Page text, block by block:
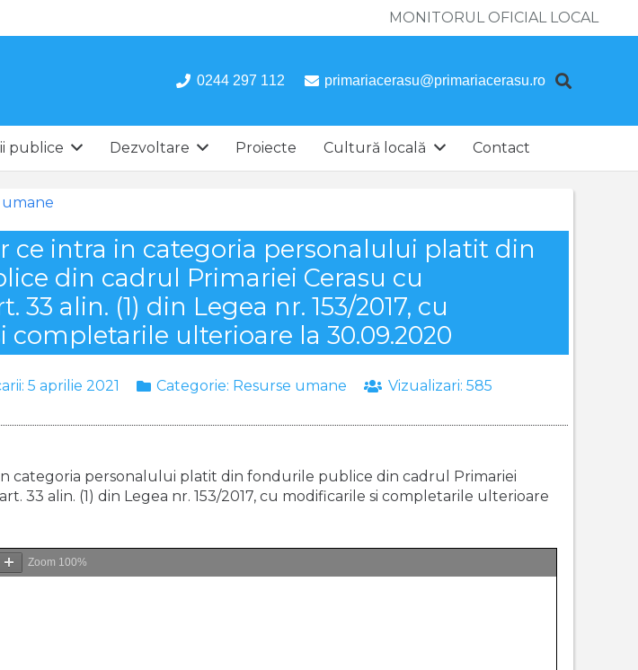
MONITORUL OFICIAL LOCAL
0244 297 112 primariacerasu@primariacerasu.ro
publice Dezvoltare Proiecte Cultură locală Contact
umane
ce intra in categoria personalului platit din
din cadrul Primariei Cerasu cu
33 alin. (1) din Legea nr. 153/2017, cu
completarile ulterioare la 30.09.2020
5 aprilie 2021 Categorie: Resurse umane Vizualizari: 585
categoria personalului platit din fondurile publice din cadrul Primariei
33 alin. (1) din Legea nr. 153/2017, cu modificarile si completarile ulterioare
Zoom 100%